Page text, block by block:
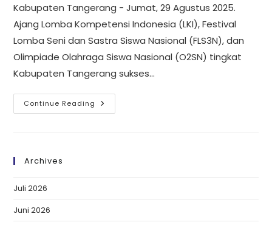
Kabupaten Tangerang - Jumat, 29 Agustus 2025.
Ajang Lomba Kompetensi Indonesia (LKI), Festival
Lomba Seni dan Sastra Siswa Nasional (FLS3N), dan
Olimpiade Olahraga Siswa Nasional (O2SN) tingkat
Kabupaten Tangerang sukses…
Continue Reading
Archives
Juli 2026
Juni 2026